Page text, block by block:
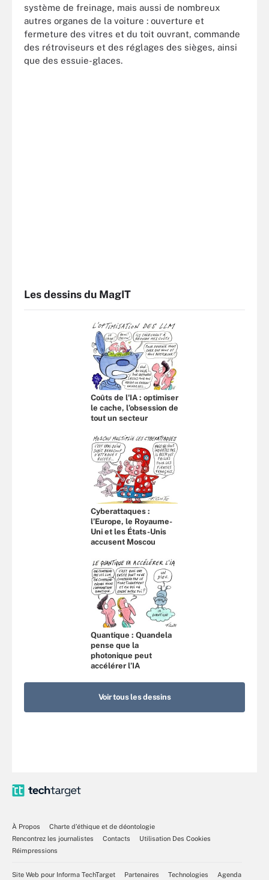
système de freinage, mais aussi de nombreux
autres organes de la voiture : ouverture et
fermeture des vitres et du toit ouvrant, commande
des rétroviseurs et des réglages des sièges, ainsi
que des essuie-glaces.
Les dessins du MagIT
Coûts de l'IA : optimiser
le cache, l’obsession de
tout un secteur
Cyberattaques :
l’Europe, le Royaume-
Uni et les États-Unis
accusent Moscou
Quantique : Quandela
pense que la
photonique peut
accélérer l’IA
Voir tous les dessins
À Propos
Charte d’éthique et de déontologie
Rencontrez les journalistes
Contacts
Utilisation Des Cookies
Réimpressions
Site Web pour Informa TechTarget Partenaires Technologies Agenda